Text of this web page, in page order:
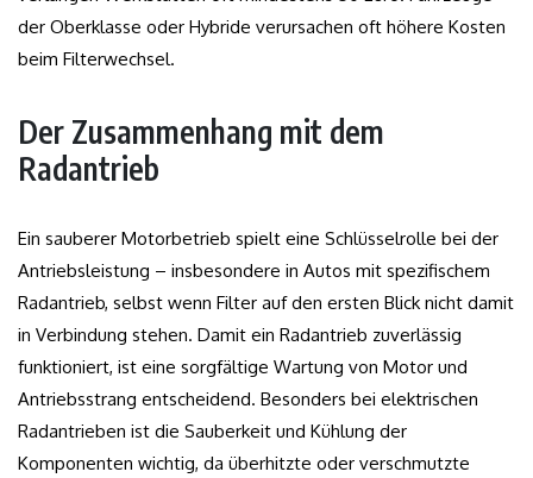
der Oberklasse oder Hybride verursachen oft höhere Kosten
beim Filterwechsel.
Der Zusammenhang mit dem
Radantrieb
Ein sauberer Motorbetrieb spielt eine Schlüsselrolle bei der
Antriebsleistung – insbesondere in Autos mit spezifischem
Radantrieb, selbst wenn Filter auf den ersten Blick nicht damit
in Verbindung stehen. Damit ein Radantrieb zuverlässig
funktioniert, ist eine sorgfältige Wartung von Motor und
Antriebsstrang entscheidend. Besonders bei elektrischen
Radantrieben ist die Sauberkeit und Kühlung der
Komponenten wichtig, da überhitzte oder verschmutzte